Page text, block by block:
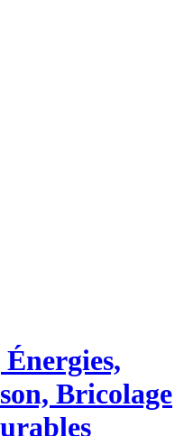
Bricolage